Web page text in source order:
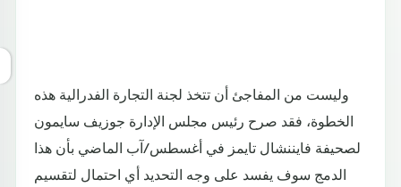
وليست من المفاجئ أن تتخذ لجنة التجارة الفدرالية هذه
الخطوة، فقد صرح رئيس مجلس الإدارة جوزيف سايمون
لصحيفة فايننشال تايمز في أغسطس/آب الماضي بأن هذا
الدمج سوف يفسد على وجه التحديد أي احتمال لتقسيم